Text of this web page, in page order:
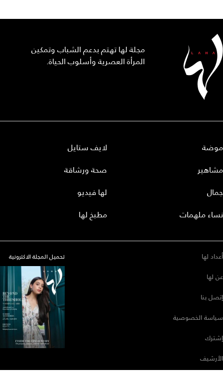
مجلة لها تهتم بدعم الشباب وتمكين
المرأة العصرية وأسلوب الحياة.
موضة
مشاهير
جمال
نساء ملهمات
لايف ستايل
صحة ورشاقة
لها فيديو
مطبخ لها
أعداد لها
عن لها
إتصل بنا
سياسة الخصوصية
إشترك
الأرشيف
تحميل المجلة الاكترونية